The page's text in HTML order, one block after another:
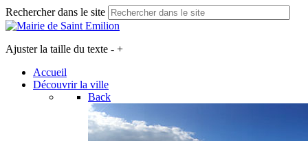
Rechercher dans le site
Ajuster la taille du texte - +
Accueil
Découvrir la ville
Back